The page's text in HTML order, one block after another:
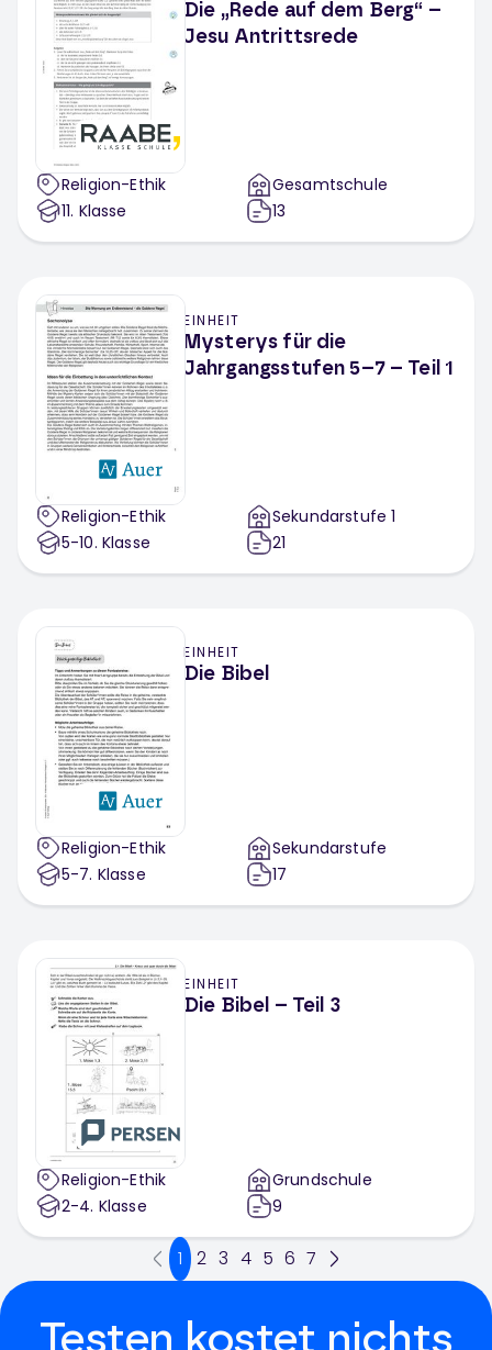
Die „Rede auf dem Berg“ –
Jesu Antrittsrede
Religion-Ethik
11. Klasse
Gesamtschule
13
EINHEIT
Mysterys für die
Jahrgangsstufen 5–7 – Teil 1
Religion-Ethik
5-10. Klasse
Sekundarstufe 1
21
EINHEIT
Die Bibel
Religion-Ethik
5-7. Klasse
Sekundarstufe
17
EINHEIT
Die Bibel – Teil 3
Religion-Ethik
2-4. Klasse
Grundschule
9
1 2 3 4 5 6 7
Testen kostet nichts